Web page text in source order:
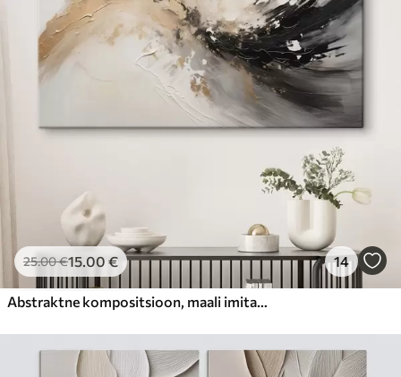
25.00€15.00 € 14
Abstraktne kompositsioon, maali imitatsioon